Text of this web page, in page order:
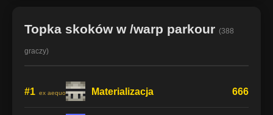
Topka skoków w /warp parkour (388
graczy)
#1 ex aequo Materializacja 666